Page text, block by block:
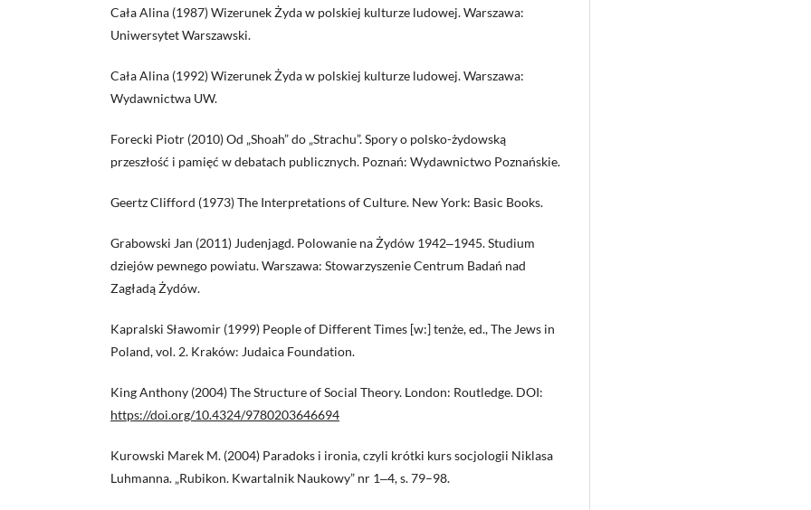
Cała Alina (1987) Wizerunek Żyda w polskiej kulturze ludowej. Warszawa:
Uniwersytet Warszawski.
Cała Alina (1992) Wizerunek Żyda w polskiej kulturze ludowej. Warszawa:
Wydawnictwa UW.
Forecki Piotr (2010) Od „Shoah” do „Strachu”. Spory o polsko-żydowską
przeszłość i pamięć w debatach publicznych. Poznań: Wydawnictwo Poznańskie.
Geertz Clifford (1973) The Interpretations of Culture. New York: Basic Books.
Grabowski Jan (2011) Judenjagd. Polowanie na Żydów 1942‒1945. Studium
dziejów pewnego powiatu. Warszawa: Stowarzyszenie Centrum Badań nad
Zagładą Żydów.
Kapralski Sławomir (1999) People of Different Times [w:] tenże, ed., The Jews in
Poland, vol. 2. Kraków: Judaica Foundation.
King Anthony (2004) The Structure of Social Theory. London: Routledge. DOI:
https://doi.org/10.4324/9780203646694
Kurowski Marek M. (2004) Paradoks i ironia, czyli krótki kurs socjologii Niklasa
Luhmanna. „Rubikon. Kwartalnik Naukowy” nr 1‒4, s. 79–98.